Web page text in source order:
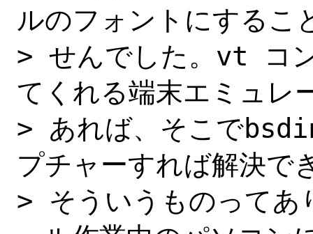
ルのフォントにするこ
> せんでした。vt コ
てくれる端末エミュレ
> あれば、そこで
プチャーすれば解決で
> そういうものってあ